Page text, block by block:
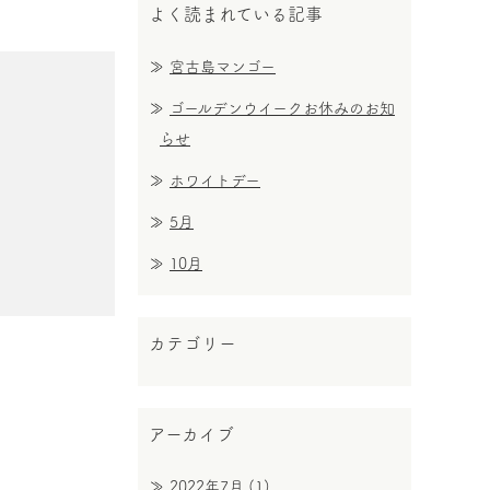
よく読まれている記事
宮古島マンゴー
ゴールデンウイークお休みのお知
らせ
ホワイトデー
5月
10月
カテゴリー
アーカイブ
2022年7月 (1)